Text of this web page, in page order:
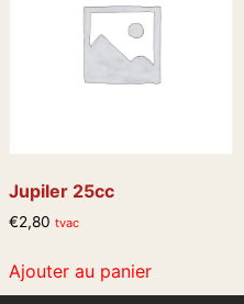
Jupiler 25cc
€2,80 tvac
Ajouter au panier